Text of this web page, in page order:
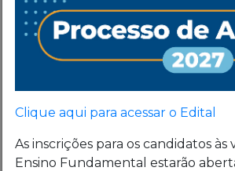
Clique aqui para acessar o Edital
As inscrições para os candidatos às
Ensino Fundamental estarão